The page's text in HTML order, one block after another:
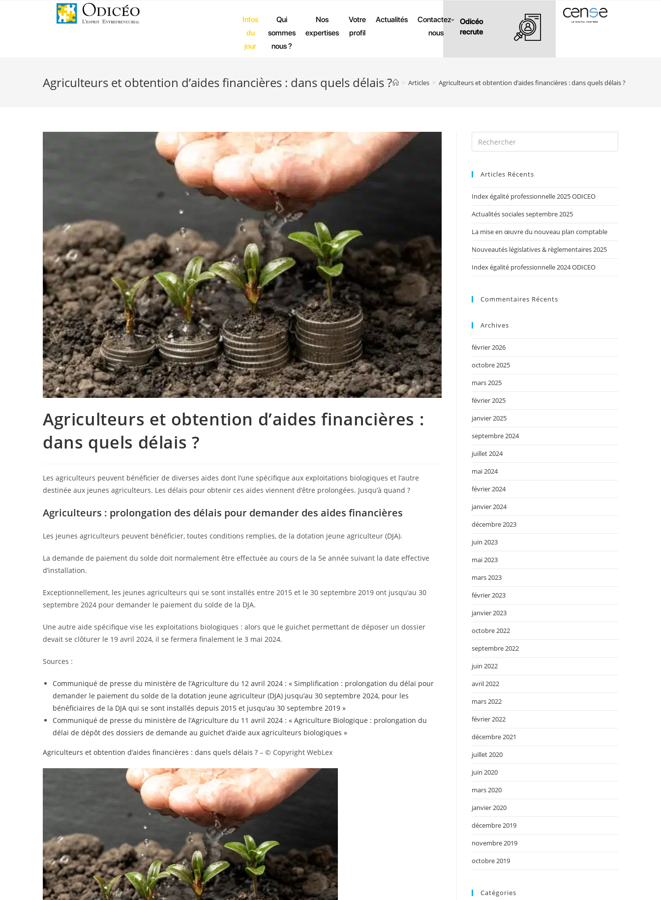
Odicéo
recrute
Infos
du
jour
Qui
sommes
nous ?
Nos
expertises
Votre
profil
Actualités
Contactez-
nous
Agriculteurs et obtention d’aides financières : dans quels délais ? > Articles > Agriculteurs et obtention d’aides financières : dans quels délais ?
Agriculteurs et obtention d’aides financières :
dans quels délais ?
Les agriculteurs peuvent bénéficier de diverses aides dont l’une spécifique aux exploitations biologiques et l’autre
destinée aux jeunes agriculteurs. Les délais pour obtenir ces aides viennent d’être prolongées. Jusqu’à quand ?
Agriculteurs : prolongation des délais pour demander des aides financières
Les jeunes agriculteurs peuvent bénéficier, toutes conditions remplies, de la dotation jeune agriculteur (DJA).
La demande de paiement du solde doit normalement être effectuée au cours de la 5e année suivant la date effective
d’installation.
Exceptionnellement, les jeunes agriculteurs qui se sont installés entre 2015 et le 30 septembre 2019 ont jusqu’au 30
septembre 2024 pour demander le paiement du solde de la DJA.
Une autre aide spécifique vise les exploitations biologiques : alors que le guichet permettant de déposer un dossier
devait se clôturer le 19 avril 2024, il se fermera finalement le 3 mai 2024.
Sources :
Communiqué de presse du ministère de l’Agriculture du 12 avril 2024 : « Simplification : prolongation du délai pour
demander le paiement du solde de la dotation jeune agriculteur (DJA) jusqu’au 30 septembre 2024, pour les
bénéficiaires de la DJA qui se sont installés depuis 2015 et jusqu’au 30 septembre 2019 »
Communiqué de presse du ministère de l’Agriculture du 11 avril 2024 : « Agriculture Biologique : prolongation du
délai de dépôt des dossiers de demande au guichet d’aide aux agriculteurs biologiques »
Agriculteurs et obtention d’aides financières : dans quels délais ? – © Copyright WebLex
Articles Récents
Index égalité professionnelle 2025 ODICEO
Actualités sociales septembre 2025
La mise en œuvre du nouveau plan comptable
Nouveautés législatives & règlementaires 2025
Index égalité professionnelle 2024 ODICEO
Commentaires Récents
Archives
février 2026
octobre 2025
mars 2025
février 2025
janvier 2025
septembre 2024
juillet 2024
mai 2024
février 2024
janvier 2024
décembre 2023
juin 2023
mai 2023
mars 2023
février 2023
janvier 2023
octobre 2022
septembre 2022
juin 2022
avril 2022
mars 2022
février 2022
décembre 2021
juillet 2020
juin 2020
mars 2020
janvier 2020
décembre 2019
novembre 2019
octobre 2019
Catégories